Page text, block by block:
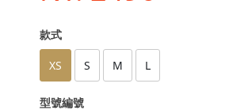
款式
XS S M L
型號編號